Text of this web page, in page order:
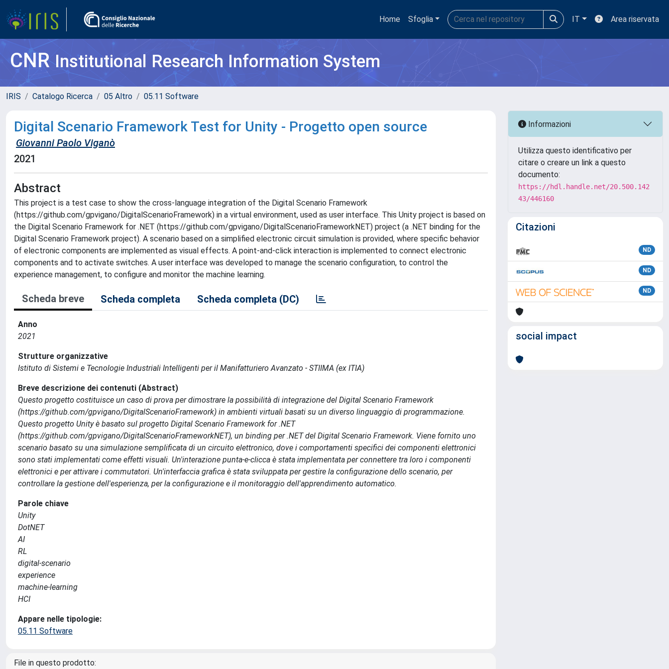
Home Sfoglia IT Area riservata
CNRInstitutional Research Information System
IRIS Catalogo Ricerca 05 Altro 05.11 Software
Digital Scenario Framework Test for Unity - Progetto open source
Giovanni Paolo Viganò
2021
Abstract
This project is a test case to show the cross-language integration of the Digital Scenario Framework
(https://github.com/gpvigano/DigitalScenarioFramework) in a virtual environment, used as user interface. This Unity project is based on
the Digital Scenario Framework for .NET (https://github.com/gpvigano/DigitalScenarioFrameworkNET) project (a .NET binding for the
Digital Scenario Framework project). A scenario based on a simplified electronic circuit simulation is provided, where specific behavior
of electronic components are implemented as visual effects. A point-and-click interaction is implemented to connect electronic
components and to activate switches. A user interface was developed to manage the scenario configuration, to control the
experience management, to configure and monitor the machine learning.
Scheda breve Scheda completa Scheda completa (DC)
Anno
2021
Strutture organizzative
Istituto di Sistemi e Tecnologie Industriali Intelligenti per il Manifatturiero Avanzato - STIIMA (ex ITIA)
Breve descrizione dei contenuti (Abstract)
Questo progetto costituisce un caso di prova per dimostrare la possibilità di integrazione del Digital Scenario Framework
(https://github.com/gpvigano/DigitalScenarioFramework) in ambienti virtuali basati su un diverso linguaggio di programmazione.
Questo progetto Unity è basato sul progetto Digital Scenario Framework for .NET
(https://github.com/gpvigano/DigitalScenarioFrameworkNET), un binding per .NET del Digital Scenario Framework. Viene fornito uno
scenario basato su una simulazione semplificata di un circuito elettronico, dove i comportamenti specifici dei componenti elettronici
sono stati implementati come effetti visuali. Un'interazione punta-e-clicca è stata implementata per connettere tra loro i componenti
elettronici e per attivare i commutatori. Un'interfaccia grafica è stata sviluppata per gestire la configurazione dello scenario, per
controllare la gestione dell'esperienza, per la configurazione e il monitoraggio dell'apprendimento automatico.
Parole chiave
Unity
DotNET
AI
RL
digital-scenario
experience
machine-learning
HCI
Appare nelle tipologie:
05.11 Software
File in questo prodotto:
Informazioni
Utilizza questo identificativo per
citare o creare un link a questo
documento:
https://hdl.handle.net/20.500.142
43/446160
Citazioni
ND
ND
ND
social impact